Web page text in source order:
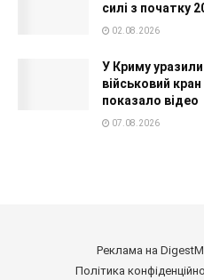
силі з початку
02.08.2026
У Криму уразили
військовий
показало відео
07.08.2026
Реклама на
Політика